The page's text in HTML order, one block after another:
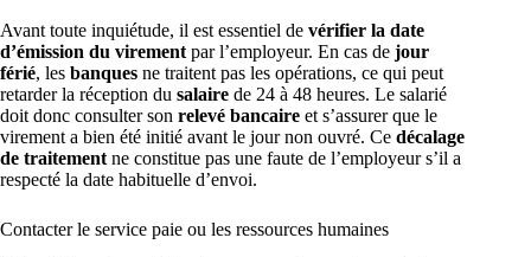
Avant toute inquiétude, il est essentiel de vérifier la date
d’émission du virement par l’employeur. En cas de jour
férié, les banques ne traitent pas les opérations, ce qui peut
retarder la réception du salaire de 24 à 48 heures. Le salarié
doit donc consulter son relevé bancaire et s’assurer que le
virement a bien été initié avant le jour non ouvré. Ce décalage
de traitement ne constitue pas une faute de l’employeur s’il a
respecté la date habituelle d’envoi.
Contacter le service paie ou les ressources humaines